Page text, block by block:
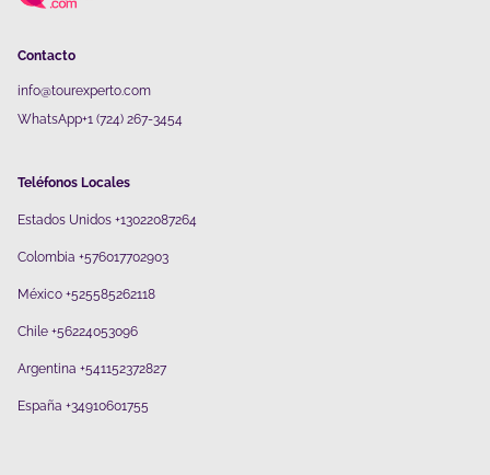
Contacto
info@tourexperto.com
WhatsApp+1 (724) 267-3454
Teléfonos Locales
Estados Unidos +13022087264
Colombia +576017702903
México +525585262118
Chile +56224053096
Argentina +541152372827
España +34910601755